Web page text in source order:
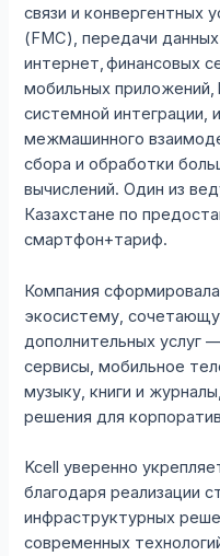
связи и конвергентных
(FMC), передачи
интернет, финансовых
мобильных
системной интеграции,
межмашинного
сбора и обработки
вычислений. Один из
Казахстане по
смартфон+тариф.
Компания
экосистему,
дополнительных услуг
сервисы, мобильное
музыку, книги и
решения для
Kcell уверенно
благодаря реализации
инфраструктурных
современных